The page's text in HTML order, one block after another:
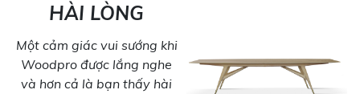
HÀI LÒNG
Một cảm giác vui sướng khi
Woodpro được lắng nghe
và hơn cả là bạn thấy hài